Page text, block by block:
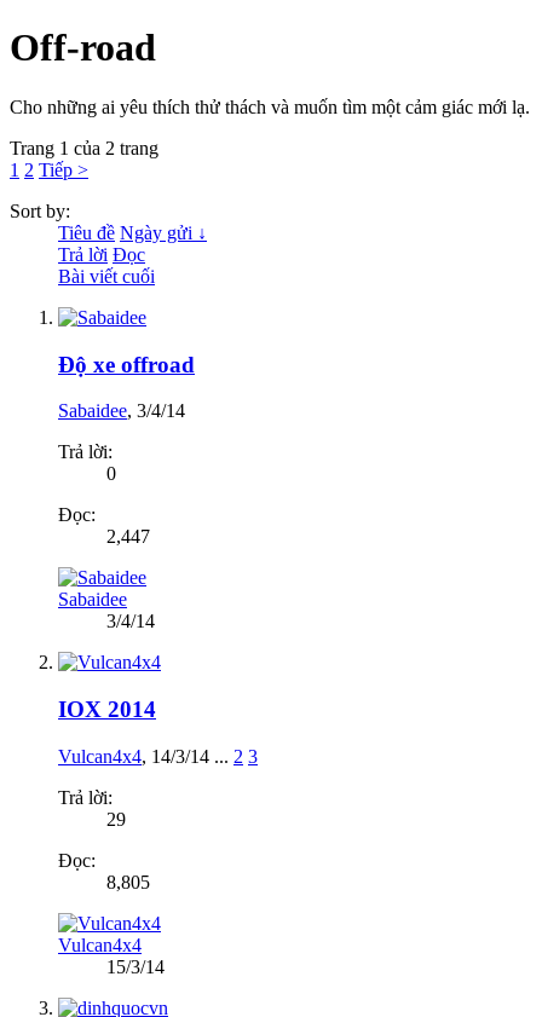
Off-road
Cho những ai yêu thích thử thách và muốn tìm một cảm giác mới lạ.
Trang 1 của 2 trang
1 2 Tiếp >
Sort by:
Tiêu đề Ngày gửi ↓
Trả lời Đọc
Bài viết cuối
Độ xe offroad
Sabaidee, 3/4/14
Trả lời:
0
Đọc:
2,447
Sabaidee
3/4/14
IOX 2014
Vulcan4x4, 14/3/14 ... 2 3
Trả lời:
29
Đọc:
8,805
Vulcan4x4
15/3/14